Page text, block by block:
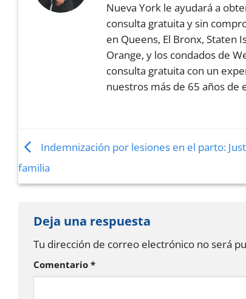
Nueva York le ayudará a
consulta gratuita y sin
en Queens, El Bronx, Staten
Orange, y los condados de
consulta gratuita con un
nuestros más de 65 años de
Indemnización por lesiones en el parto:
familia
Deja una respuesta
Tu dirección de correo electrónico no será
Comentario *